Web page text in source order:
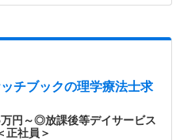
チブックの理学療法士求
万円～◎放課後等デイサービス
正社員＞